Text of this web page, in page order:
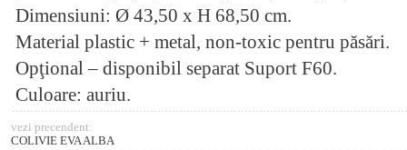
Dimensiuni: Ø 43,50 x H 68,50 cm.
Material plastic + metal, non-toxic pentru păsări.
Opţional – disponibil separat Suport F60.
Culoare: auriu.
vezi precendent:
COLIVIE EVA ALBA